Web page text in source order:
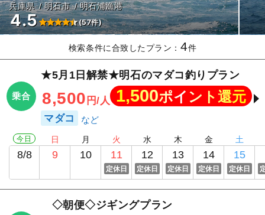
兵庫県 明石市 明石浦漁港
4.5 (57件)
検索条件に合致したプラン：4件
乗合
★5月1日解禁★明石のマダコ釣りプラン
8,500 円/人 1,500ポイント還元
マダコ
今日
8/8
日
9
月
10
火
11
定休日
水
12
定休日
木
13
定休日
金
14
定休日
土
15
定休日
◇朝便◇ジギングプラン